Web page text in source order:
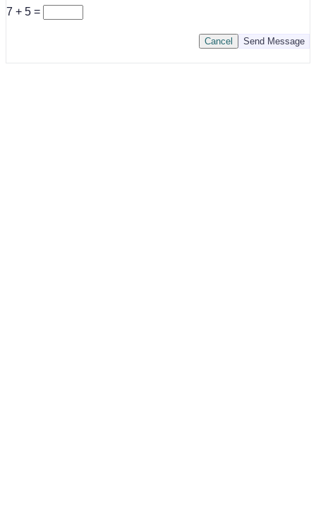
7 + 5 =
Send Message
Cancel